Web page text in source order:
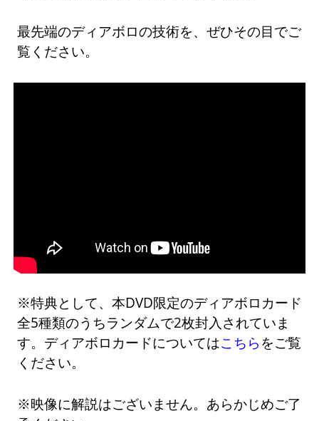
最先端のディアボロの技術を、ぜひその目でご
覧ください。
※特典として、本DVD限定のディアボロカード
全5種類のうちランダムで2枚封入されていま
す。ディアボロカードについてはこちら をご覧
ください。
※映像に解説はございません。あらかじめご了